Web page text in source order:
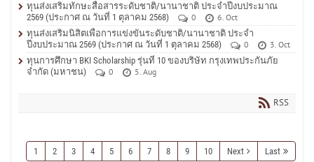
ทุนส่งเสริมทักษะสื่อสารระดับชาติ/นานาชาติ ประจำปีงบประมาณ
2569 (ประกาศ ณ วันที่ 1 ตุลาคม 2568)
0
6. Oct
ทุนส่งเสริมนิสิตเพื่อการแข่งขันระดับชาติ/นานาชาติ ประจำ
ปีงบประมาณ 2569 (ประกาศ ณ วันที่ 1 ตุลาคม 2568)
0
3. Oct
ทุนการศึกษา BKI Scholarship รุ่นที่ 10 ของบริษัท กรุงเทพประกันภัย
จำกัด (มหาชน)
0 5. Aug
RSS
1 2 3 4 5 6 7 8 9 10 Next Last